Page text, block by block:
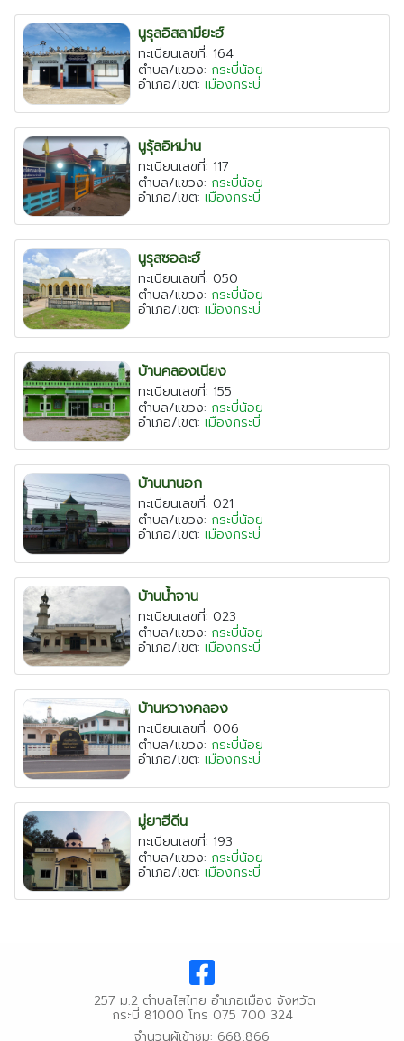
พังงา
พัทลุง
ภูเก็ต
ยะลา
ระนอง
สตูล
สระบุรี
สุราษฎร์ธานี
เชียงใหม่
ระยอง
เพชรบุรี
ตาก
พระนครศรีอยุธยา
นูรุลอิสลามียะฮ์
ทะเบียนเลขที่: 164
ตำบล/แขวง: กระบี่น้อย
อำเภอ/เขต: เมืองกระบี่
นูรุ้ลอิหม่าน
ทะเบียนเลขที่: 117
ตำบล/แขวง: กระบี่น้อย
อำเภอ/เขต: เมืองกระบี่
นูรุสซอละฮ์
ทะเบียนเลขที่: 050
ตำบล/แขวง: กระบี่น้อย
อำเภอ/เขต: เมืองกระบี่
บ้านคลองเนียง
ทะเบียนเลขที่: 155
ตำบล/แขวง: กระบี่น้อย
อำเภอ/เขต: เมืองกระบี่
บ้านนานอก
ทะเบียนเลขที่: 021
ตำบล/แขวง: กระบี่น้อย
อำเภอ/เขต: เมืองกระบี่
บ้านน้ำจาน
ทะเบียนเลขที่: 023
ตำบล/แขวง: กระบี่น้อย
อำเภอ/เขต: เมืองกระบี่
บ้านหวางคลอง
ทะเบียนเลขที่: 006
ตำบล/แขวง: กระบี่น้อย
อำเภอ/เขต: เมืองกระบี่
มู่ยาฮีดีน
ทะเบียนเลขที่: 193
ตำบล/แขวง: กระบี่น้อย
อำเภอ/เขต: เมืองกระบี่
257 ม.2 ตำบลไสไทย อำเภอเมือง จังหวัด
กระบี่ 81000 โทร 075 700 324
จำนวนผู้เข้าชม: 668,866